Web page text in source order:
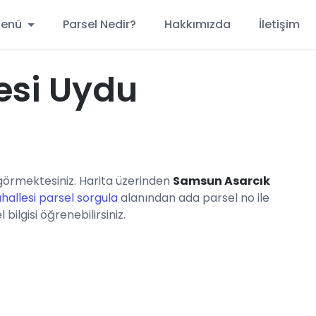
Parsel Nedir? Hakkımızda İletişim
Uydu
Harita üzerinden Samsun Asarcık
parsel sorgulaalanından ada parsel no ile
öğrenebilirsiniz.